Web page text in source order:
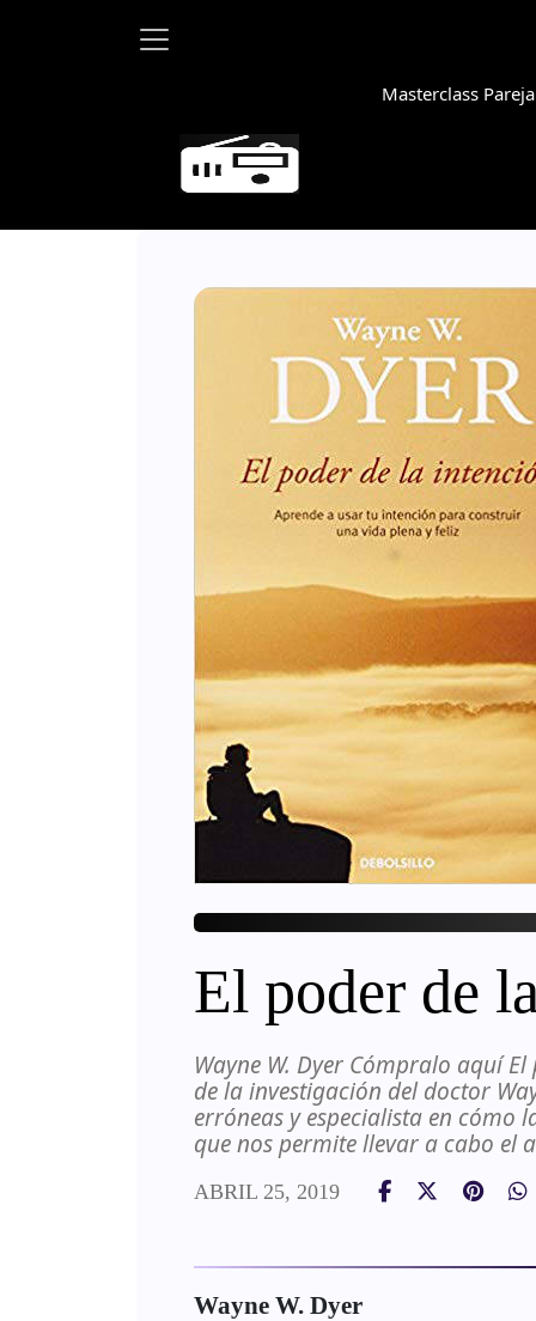
Masterclass Pareja
Martha Debayle en W, lunes
El poder de
Wayne W. Dyer Cómpralo aquí
de la investigación del doctor
erróneas y especialista en cómo
que nos permite llevar a cabo el
ABRIL 25, 2019
Wayne W. Dyer